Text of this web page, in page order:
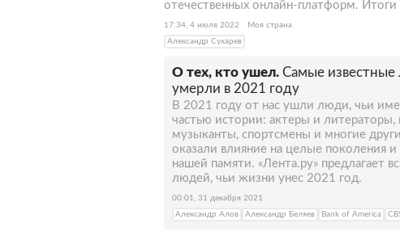
отечественных онлайн-платформ.
17:34, 4 июля 2022
Моя страна
Александр Сухарев
О тех, кто ушел. Самые
умерли в 2021 году
В 2021 году от нас ушли люди, чьи
частью истории: актеры и
музыканты, спортсмены и многие
оказали влияние на целые поколения и
нашей памяти. «Лента.ру» предлагает
людей, чьи жизни унес 2021 год.
00:01, 31 декабря 2021
Александр Алов
Александр Беляев Bank of America